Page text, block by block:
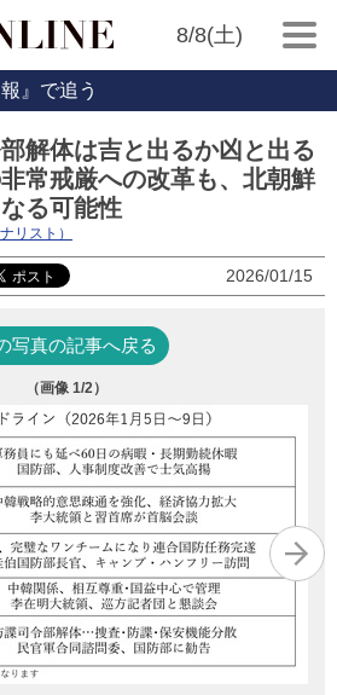
8/8(土)
』で追う
解体は吉と出るか凶と出る
常戒厳への改革も、北朝鮮
る可能性
リスト）
2026/01/15
写真の記事へ戻る
（画像 1/2）